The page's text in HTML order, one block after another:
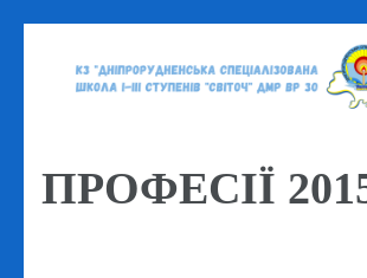
Enter)
ПРОФЕСІЇ